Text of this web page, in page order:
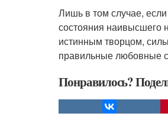
Лишь в том случае, если
состояния наивысшего
истинным творцом,
правильные любовные
Понравилось?